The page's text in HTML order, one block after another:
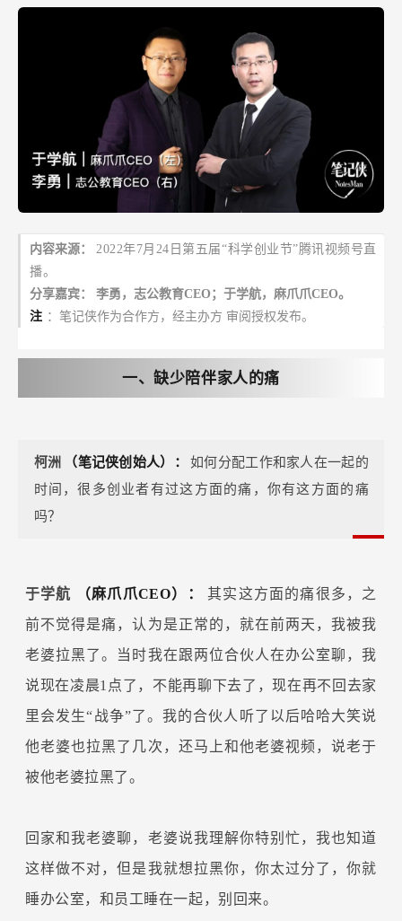
内容来源： 2022年7月24日第五届“科学创业节”腾讯视频号直
播。
分享嘉宾： 李勇，志公教育CEO；于学航，麻爪爪CEO。
注 ：笔记侠作为合作方，经主办方 审阅授权发布。
一、缺少陪伴家人的痛
柯洲 （笔记侠创始人）：如何分配工作和家人在一起的
时间，很多创业者有过这方面的痛，你有这方面的痛
吗？
于学航 （麻爪爪CEO）：其实这方面的痛很多，之
前不觉得是痛，认为是正常的，就在前两天，我被我
老婆拉黑了。当时我在跟两位合伙人在办公室聊，我
说现在凌晨1点了，不能再聊下去了，现在再不回去家
里会发生“战争”了。我的合伙人听了以后哈哈大笑说
他老婆也拉黑了几次，还马上和他老婆视频，说老于
被他老婆拉黑了。
回家和我老婆聊，老婆说我理解你特别忙，我也知道
这样做不对，但是我就想拉黑你，你太过分了，你就
睡办公室，和员工睡在一起，别回来。